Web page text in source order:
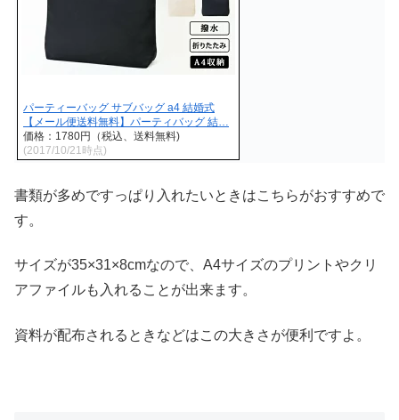
パーティーバッグ サブバッグ a4 結婚式
【メール便送料無料】パーティバッグ 結…
価格：1780円（税込、送料無料)
(2017/10/21時点)
書類が多めですっぱり入れたいときはこちらがおすすめで
す。
サイズが35×31×8cmなので、A4サイズのプリントやクリ
アファイルも入れることが出来ます。
資料が配布されるときなどはこの大きさが便利ですよ。